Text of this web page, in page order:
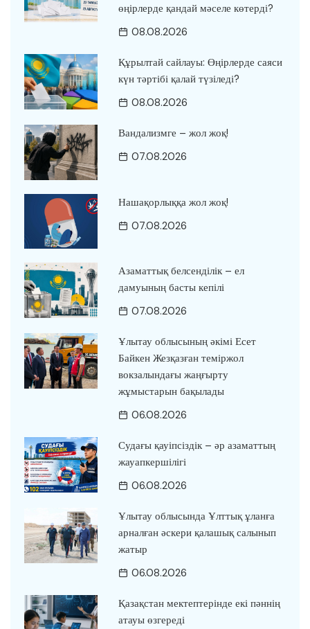
өңірлерде қандай мәселе көтерді?
08.08.2026
Құрылтай сайлауы: Өңірлерде саяси
күн тәртібі қалай түзіледі?
08.08.2026
Вандализмге – жол жоқ!
07.08.2026
Нашақорлыққа жол жоқ!
07.08.2026
Азаматтық белсенділік – ел
дамуының басты кепілі
07.08.2026
Ұлытау облысының әкімі Есет
Байкен Жезқазған теміржол
вокзалындағы жаңғырту
жұмыстарын бақылады
06.08.2026
Судағы қауіпсіздік – әр азаматтың
жауапкершілігі
06.08.2026
Ұлытау облысында Ұлттық ұланға
арналған әскери қалашық салынып
жатыр
06.08.2026
Қазақстан мектептерінде екі пәннің
атауы өзгереді